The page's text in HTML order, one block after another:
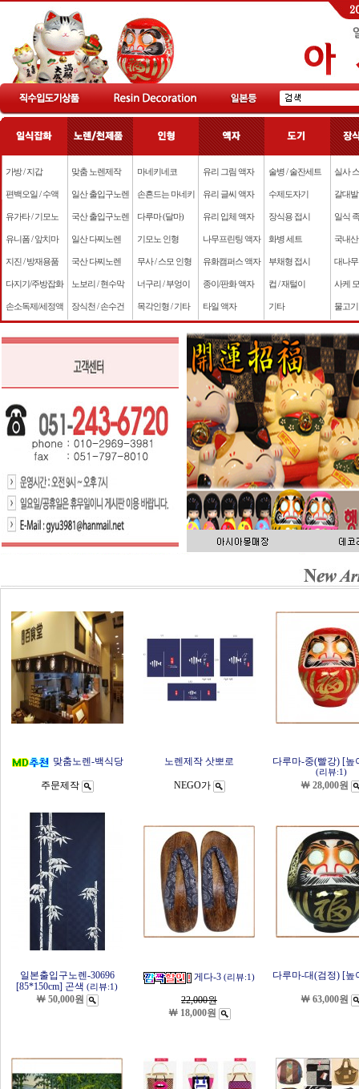
가방 / 지갑
편백오일 / 수액
유가타 / 기모노
유니폼 / 앞치마
지진 / 방재용품
다지기/주방잡화
손소독제/세정액
맞춤 노렌제작
일산 출입구노렌
국산 출입구노렌
일산 다찌노렌
국산 다찌노렌
노보리 / 현수막
장식천 / 손수건
마네키네코
손흔드는 마네키
다루마 (달마)
기모노 인형
무사 / 스모 인형
너구리 / 부엉이
목각인형 / 기타
유리 그림 액자
유리 글씨 액자
유리 입체 액자
나무프린팅 액자
유화캠퍼스 액자
종이/판화 액자
타일 액자
술병 / 술잔세트
수제도자기
장식용 접시
화병 세트
부채형 접시
컵 / 재털이
기타
실사
갈대
일식
국내
대나
사케
물고
맞춤노렌-백식당
주문제작
노렌제작 삿뽀로
NEGO가
다루마-중(빨강) [높
(리뷰:1)
￦ 28,000원
일본출입구노렌-30696
[85*150cm] 곤색 (리뷰:1)
￦ 50,000원
게다-3 (리뷰:1)
22,000원
￦ 18,000원
다루마-대(검정) [높
￦ 63,000원